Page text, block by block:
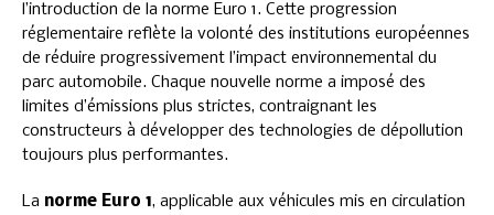
l’introduction de la norme Euro 1. Cette progression
réglementaire reflète la volonté des institutions européennes
de réduire progressivement l’impact environnemental du
parc automobile. Chaque nouvelle norme a imposé des
limites d’émissions plus strictes, contraignant les
constructeurs à développer des technologies de dépollution
toujours plus performantes.
La norme Euro 1, applicable aux véhicules mis en circulation